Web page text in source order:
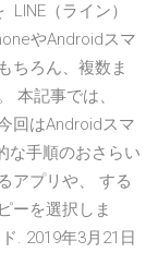
（ライン）
やAndroidスマ
ちろん、複数ま
本記事では、
回はAndroidスマ
な手順のおさらい
アプリや、 する
ーを選択しま
. 2019年3月21日